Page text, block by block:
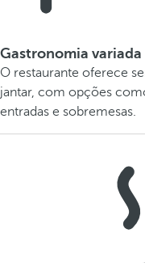
Gastronomia variada
O restaurante oferece
jantar, com opções
entradas e sobremesas.